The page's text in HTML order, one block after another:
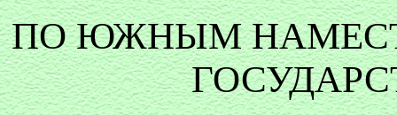
ПО ЮЖНЫМ